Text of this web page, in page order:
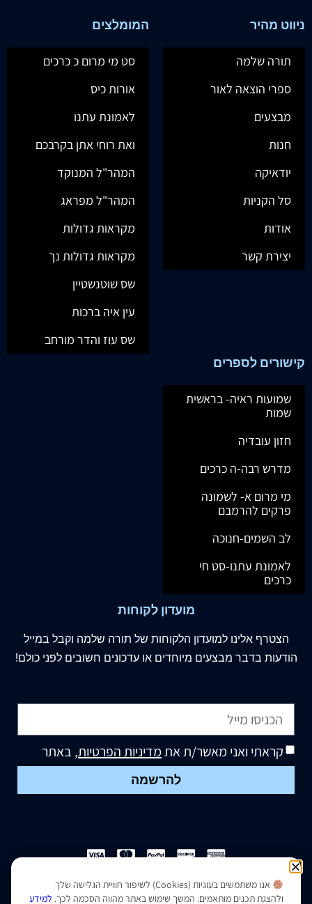
ניווט מהיר
תורה שלמה
ספרי הוצאה לאור
מבצעים
חנות
יודאיקה
סל הקניות
אודות
יצירת קשר
המומלצים
סט מי מרום כ כרכים
אורות כיס
לאמונת עתנו
ואת רוחי אתן בקרבכם
המהר"ל המנוקד
המהר"ל מפראג
מקראות גדולות
מקראות גדולות נך
שס שוטנשטיין
עין איה ברכות
שס עוז והדר מורחב
קישורים לספרים
שמועות ראיה- בראשית
שמות
חזון עובדיה
מדרש רבה-ה כרכים
מי מרום א- לשמונה
פרקים להרמבם
לב השמים-חנוכה
לאמונת עתנו-סט חי
כרכים
מועדון לקוחות
הצטרף אלינו למועדון הלקוחות של תורה שלמה וקבל במייל
הודעות בדבר מבצעים מיוחדים או עדכונים חשובים לפני כולם!
קראתי ואני מאשר/ת אתמדיניות הפרטיות, באתר
להרשמה
הצהרת נגישות|מדיניות פרטיות
אנו משתמשים בעוגיות (Cookies) לשיפור חוויית הגלישה שלך
ולהצגת תכנים מותאמים. המשך שימוש באתר מהווה הסכמה לכך. למידע